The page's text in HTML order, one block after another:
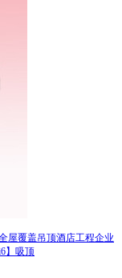
屋覆盖吊顶酒店工程企业
】吸顶